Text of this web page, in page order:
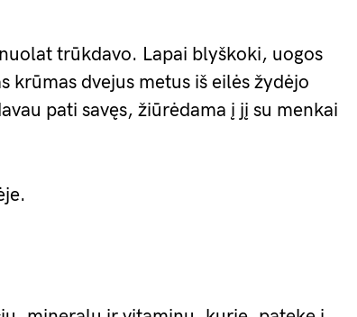
trūkdavo. Lapai blyškoki, uogos
krūmas dvejus metus iš eilės žydėjo
pati savęs, žiūrėdama į jį su menkai